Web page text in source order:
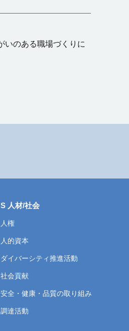
いのある職場づくりに
S 人材/社会
人権
人的資本
ダイバーシティ推進活動
社会貢献
安全・健康・品質の取り組み
調達活動